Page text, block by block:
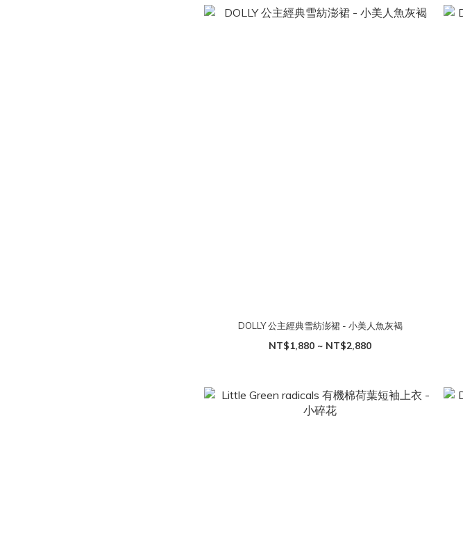
DOLLY 公主經典雪紡澎裙 - 小美人魚灰褐
NT$1,880 ~ NT$2,880